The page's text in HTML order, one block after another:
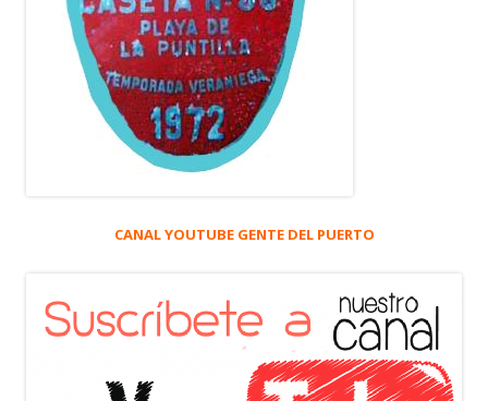
CANAL YOUTUBE GENTE DEL PUERTO